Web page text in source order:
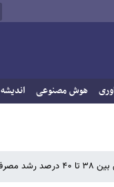
هوش مصنوعی اندیشه